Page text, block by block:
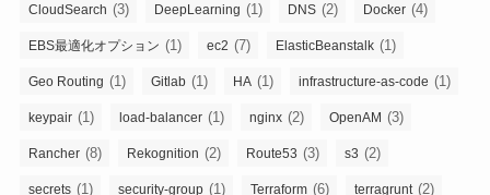
CloudSearch (3) DeepLearning (1) DNS (2) Docker (4)
EBS最適化オプション (1) ec2 (7) ElasticBeanstalk (1)
Geo Routing (1) Gitlab (1) HA (1) infrastructure-as-code (1)
keypair (1) load-balancer (1) nginx (2) OpenAM (3)
Rancher (8) Rekognition (2) Route53 (3) s3 (2)
secrets (1) security-group (1) Terraform (6) terragrunt(2)